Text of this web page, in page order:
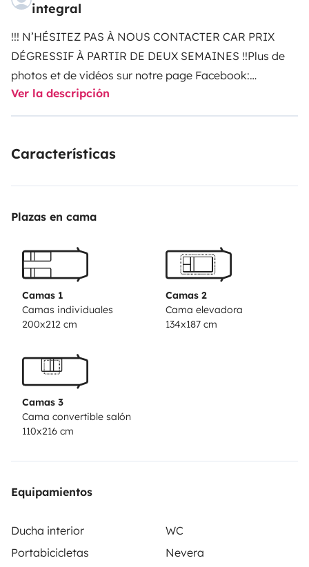
integral
!!! N’HÉSITEZ PAS À NOUS CONTACTER CAR PRIX
DÉGRESSIF À PARTIR DE DEUX SEMAINES !!Plus de
photos et de vidéos sur notre page Facebook:
https://www.facebook.com/profile.php?
id=61556452420893Envie de voyage et de liberté ?
nouveaux horizons et de créer des souvenirs
idéal pour concrétiser vos projets de voyage, offrant
Magnum 530 Intégral allie confort et praticité dans un
espace compact et luxueux. Doté de 5 places pour
parfaitement aux familles ou aux groupes d'amis en
quête d'aventure.
À l'intérieur, vous découvrirez un
cuisine entièrement équipée comprenant un
réfrigérateur, une gazinière, un évier, un micro-ondes
(Option) et même un lave-vaisselle (Option), pour vous
permettre de préparer de délicieux repas où que vous
et toilettes offre un confort optimal même en pleine
reposantes après des journées d'aventure.
camping-car est équipé d'une caméra de recul, vous
offrant une meilleure visibilité lors des manœuvres de
Ver la descripción
Características
Plazas en cama
Camas 1
Camas individuales
200x212 cm
Camas 2
Cama elevadora
134x187 cm
Camas 3
Cama convertible salón
110x216 cm
Equipamientos
Ducha interior
WC
Portabicicletas
Nevera